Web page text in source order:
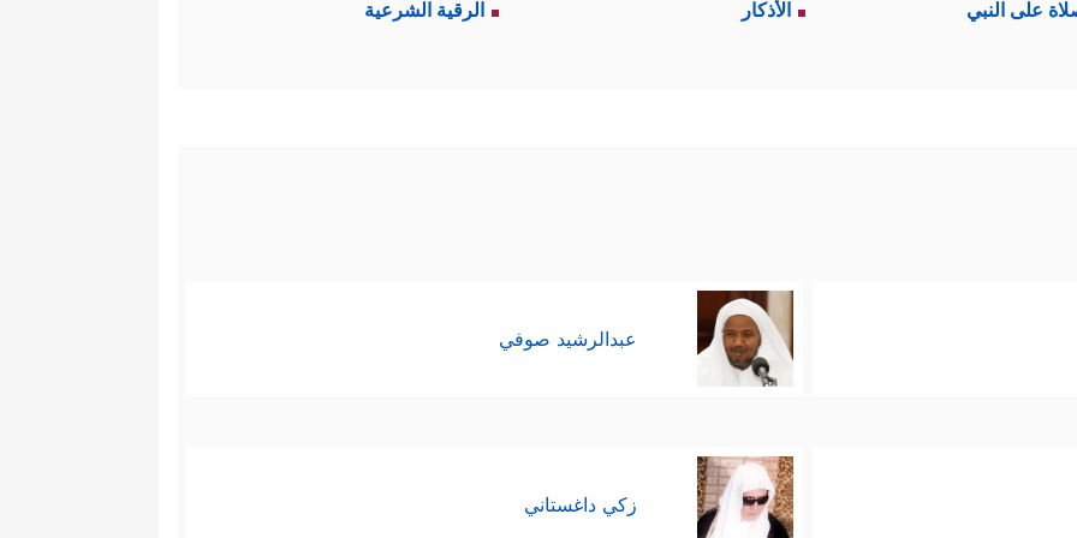
مما بقِيَ على حاله في التوراة دون تحريف، فنورُ الوحي فيها ظاهر، واتِّساقها مع
رَبِّهِمۡ یُؤۡمِنُونَ ﴾
ثم وصَفَت القرآن بهذه الأوصاف أيضًا
مدى التشابه بين الكتابَين بشكلٍ عام، وفي هذه الوصايا بالذات بدلالة السياق،
لعددٍ من الحقائق الإيمانيَّة والتاريخيَّة والتي تتَّجِهُ كلُّها لبناء شخصية الأمة وتمييز
على النبي الأذكار الرقية الشرعية
عبدالرشيد صوفي
زكي داغستاني